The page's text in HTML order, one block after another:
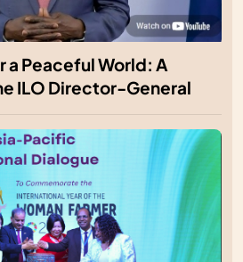
Peaceful World: A
ILO Director-General